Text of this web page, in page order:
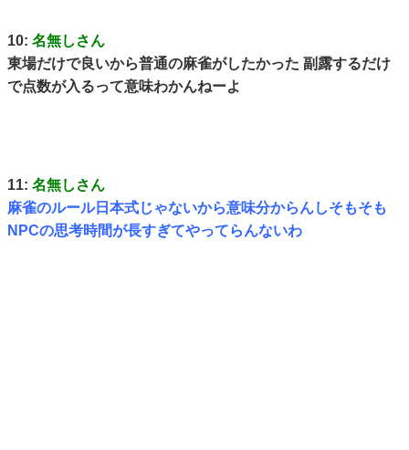
10: 名無しさん
東場だけで良いから普通の麻雀がしたかった 副露するだけ
で点数が入るって意味わかんねーよ
11: 名無しさん
麻雀のルール日本式じゃないから意味分からんしそもそも
NPCの思考時間が長すぎてやってらんないわ